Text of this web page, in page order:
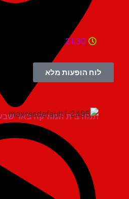
תמוז בית המוזיקה באר שבע
21:30
לוח הופעות מלא